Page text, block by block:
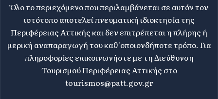
Όλο το περιεχόμενο που περιλαμβάνεται σε αυτόν τον
ιστότοπο αποτελεί πνευματική ιδιοκτησία της
Περιφέρειας Αττικής και δεν επιτρέπεται η πλήρης ή
μερική αναπαραγωγή του καθ'οποιονδήποτε τρόπο. Για
πληροφορίες επικοινωνήστε με τη Διεύθυνση
Τουρισμού Περιφέρειας Αττικής στο
tourismos@patt.gov.gr